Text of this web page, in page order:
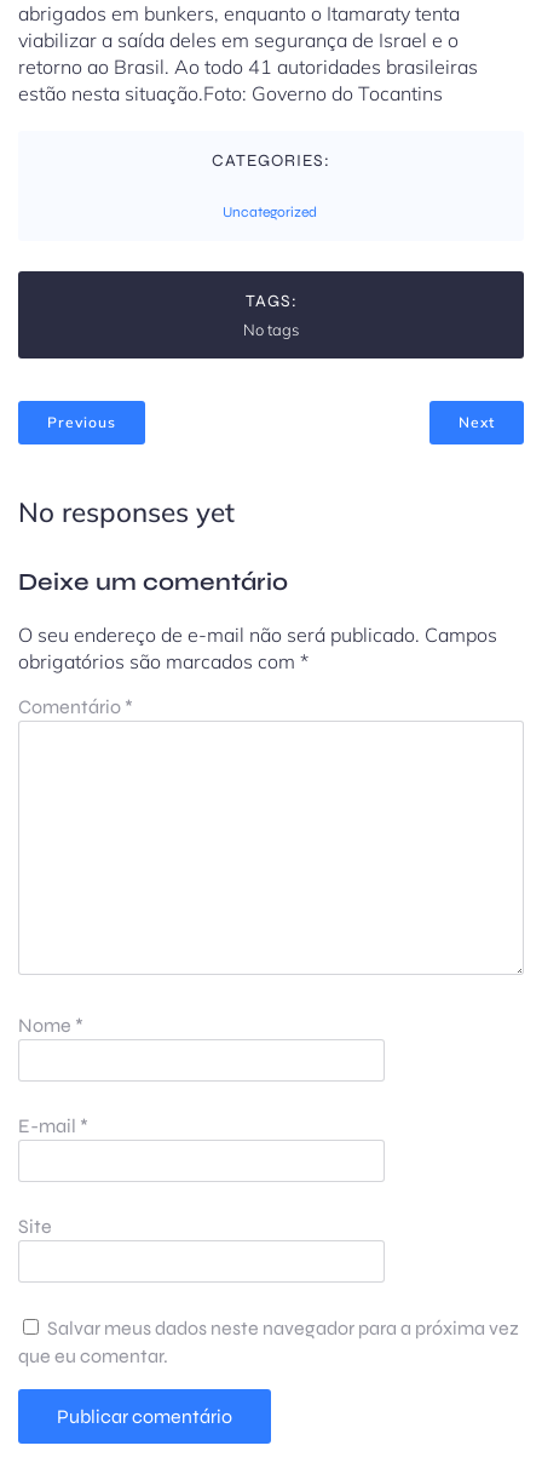
abrigados em bunkers, enquanto o Itamaraty tenta
viabilizar a saída deles em segurança de Israel e o
retorno ao Brasil. Ao todo 41 autoridades brasileiras
estão nesta situação.Foto: Governo do Tocantins
CATEGORIES:
Uncategorized
TAGS:
No tags
Previous Next
No responses yet
Deixe um comentário
O seu endereço de e-mail não será publicado. Campos
obrigatórios são marcados com *
Comentário *
Nome *
E-mail *
Site
Salvar meus dados neste navegador para a próxima vez
que eu comentar.